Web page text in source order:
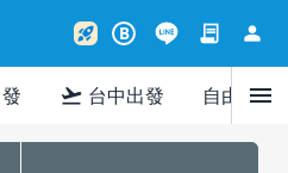
rocket_launch B contract person
flight_takeoff 台中出發 自由行menu